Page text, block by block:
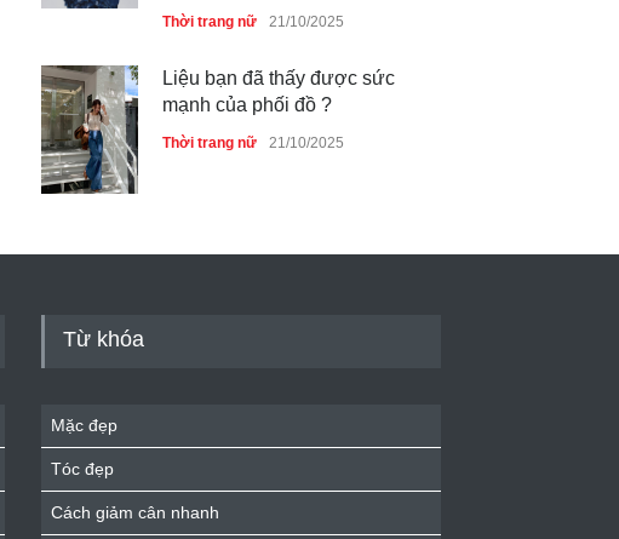
Thời trang nữ 21/10/2025
Liệu bạn đã thấy được sức
mạnh của phối đồ ?
Thời trang nữ 21/10/2025
nữ 40+
Thời trang nữ 21/10/2025
Từ khóa
Mặc đẹp
Tóc đẹp
Cách giảm cân nhanh